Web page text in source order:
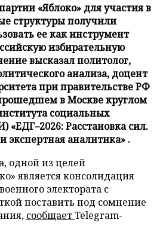
«Яблоко» для участия в
структуры получили
ее как инструмент
избирательную
высказал политолог,
анализа, доцент
при правительстве РФ
в Москве круглом
социальных
«ЕДГ–2026: Расстановка сил.
экспертная аналитика» .
одной из целей
является консолидация
электората с
поставить под сомнение
сообщаетTelegram-